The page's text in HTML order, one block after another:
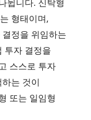
형태이며,
정을 위임하는
투자 결정을
스스로 투자
는 것이
또는 일임형